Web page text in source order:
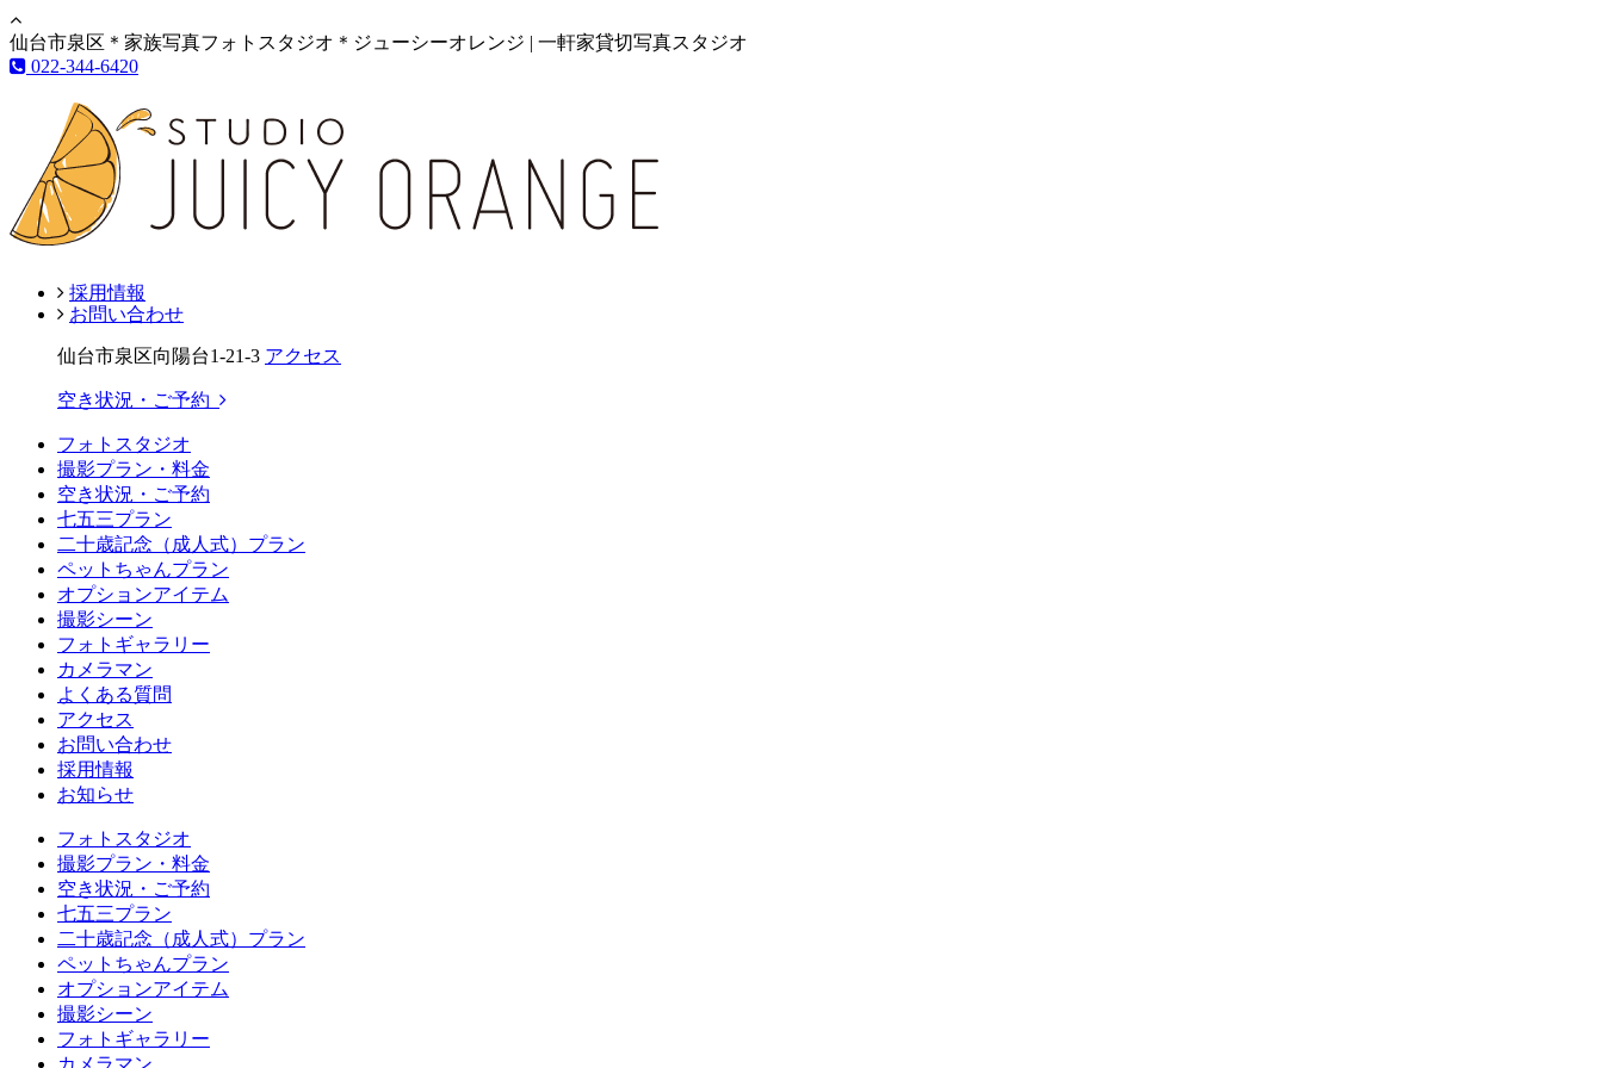
仙台市泉区＊家族写真フォトスタジオ＊ジューシーオレンジ | 一軒家貸切写真スタジオ
022-344-6420
採用情報
お問い合わせ
仙台市泉区向陽台1-21-3 アクセス
空き状況・ご予約
フォトスタジオ
撮影プラン・料金
空き状況・ご予約
七五三プラン
二十歳記念（成人式）プラン
ペットちゃんプラン
オプションアイテム
撮影シーン
フォトギャラリー
カメラマン
よくある質問
アクセス
お問い合わせ
採用情報
お知らせ
フォトスタジオ
撮影プラン・料金
空き状況・ご予約
七五三プラン
二十歳記念（成人式）プラン
ペットちゃんプラン
オプションアイテム
撮影シーン
フォトギャラリー
カメラマン